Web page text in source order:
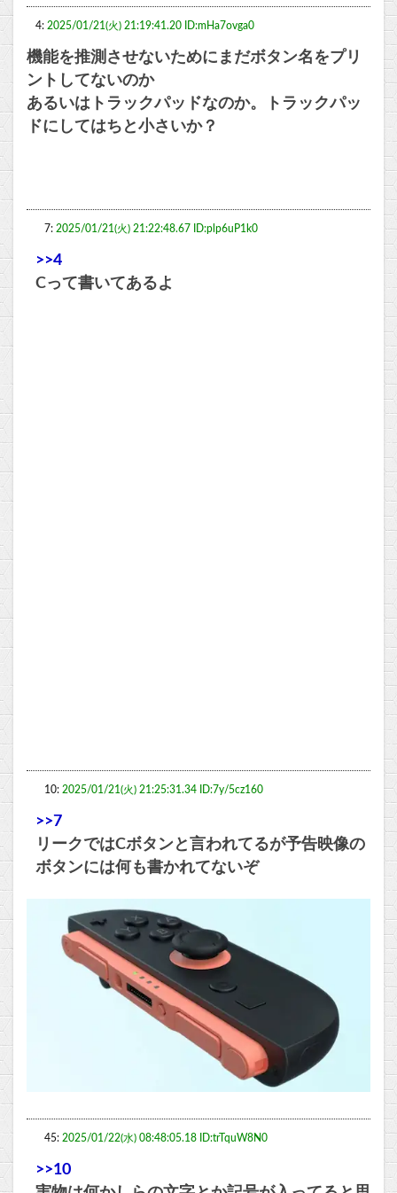
4: 2025/01/21(火) 21:19:41.20 ID:mHa7ovga0
機能を推測させないためにまだボタン名をプリ
ントしてないのか
あるいはトラックパッドなのか。トラックパッ
ドにしてはちと小さいか？
7: 2025/01/21(火) 21:22:48.67 ID:plp6uP1k0
>>4
Cって書いてあるよ
10: 2025/01/21(火) 21:25:31.34 ID:7y/5cz160
>>7
リークではCボタンと言われてるが予告映像の
ボタンには何も書かれてないぞ
45: 2025/01/22(水) 08:48:05.18 ID:trTquW8N0
>>10